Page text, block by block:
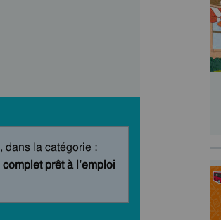
, dans la catégorie :
prêt à l’emploi